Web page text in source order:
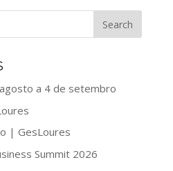
a 4 de setembro
| GesLoures
Summit 2026